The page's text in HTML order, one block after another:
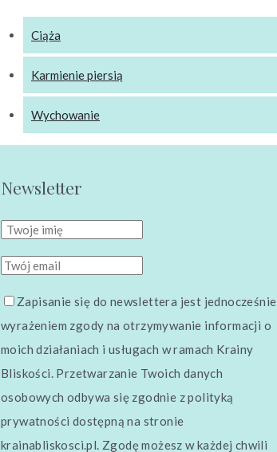
Ciąża
Karmienie piersią
Wychowanie
Newsletter
Zapisanie się do newslettera jest jednocześnie
wyrażeniem zgody na otrzymywanie informacji o
moich działaniach i usługach w ramach Krainy
Bliskości. Przetwarzanie Twoich danych
osobowych odbywa się zgodnie z polityką
prywatności dostępną na stronie
krainabliskosci.pl. Zgodę możesz w każdej chwili